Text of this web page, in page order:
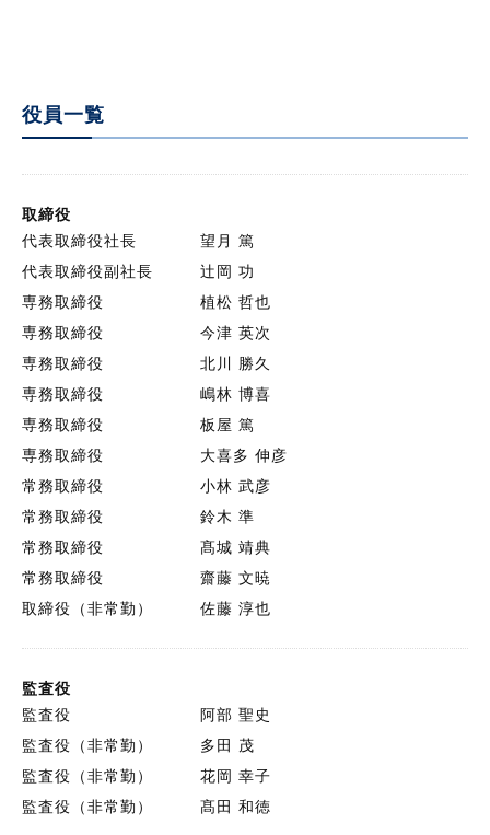
役員一覧
取締役
代表取締役社長
望月 篤
代表取締役副社長
辻岡 功
専務取締役
植松 哲也
専務取締役
今津 英次
専務取締役
北川 勝久
専務取締役
嶋林 博喜
専務取締役
板屋 篤
専務取締役
大喜多 伸彦
常務取締役
小林 武彦
常務取締役
鈴木 準
常務取締役
髙城 靖典
常務取締役
齋藤 文暁
取締役（非常勤）
佐藤 淳也
監査役
監査役
阿部 聖史
監査役（非常勤）
多田 茂
監査役（非常勤）
花岡 幸子
監査役（非常勤）
髙田 和徳